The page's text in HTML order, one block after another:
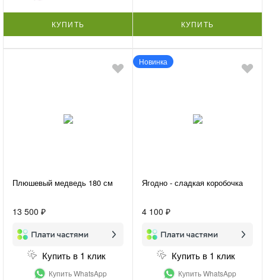
КУПИТЬ КУПИТЬ
Плюшевый медведь 180 см
13 500 ₽
Купить в 1 клик
Купить WhatsApp
Новинка
Ягодно - сладкая коробочка
4 100 ₽
Купить в 1 клик
Купить WhatsApp